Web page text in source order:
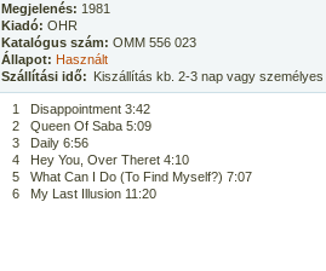
Megjelenés: 1981
Kiadó: OHR
Katalógus szám: OMM 556 023
Állapot: Használt
Szállítási idő: Kiszállítás kb. 2-3 nap vagy
1
Disappointment 3:42
2
Queen Of Saba 5:09
3
Daily 6:56
4
Hey You, Over Theret 4:10
5
What Can I Do (To Find Myself?) 7:07
6
My Last Illusion 11:20